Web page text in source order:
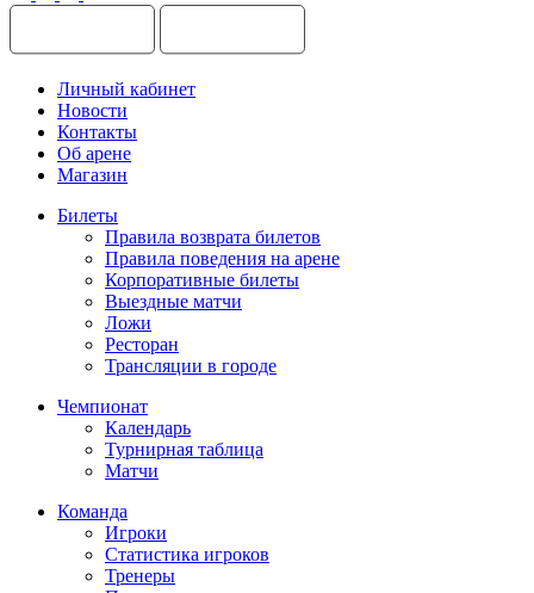
Личный кабинет
Новости
Контакты
Об арене
Магазин
Билеты
Правила возврата билетов
Правила поведения на арене
Корпоративные билеты
Выездные матчи
Ложи
Ресторан
Трансляции в городе
Чемпионат
Календарь
Турнирная таблица
Матчи
Команда
Игроки
Статистика игроков
Тренеры